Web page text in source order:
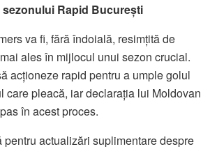
Rapid București
va fi, fără îndoială, resimțită de
ales în mijlocul unui sezon crucial.
acționeze rapid pentru a umple golul
care pleacă, iar declarația lui Moldovan
în acest proces.
pentru actualizări suplimentare despre